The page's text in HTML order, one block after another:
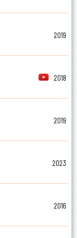
2019
2018
2019
2023
2016